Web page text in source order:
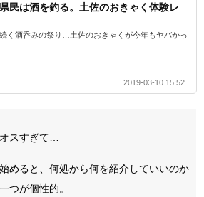
民は酒を釣る。土佐のおきゃく体験レ
く酒呑みの祭り…土佐のおきゃくが今年もヤバかっ
2019-03-10 15:52
スすぎて…
めると、何処から何を紹介していいのか
つが個性的。